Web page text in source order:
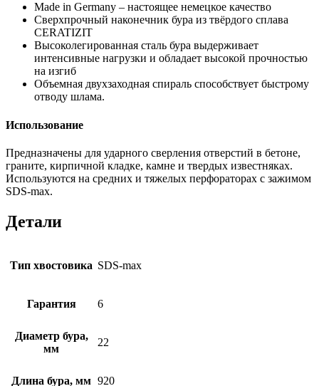
Made in Germany – настоящее немецкое качество
Сверхпрочный наконечник бура из твёрдого сплава
CERATIZIT
Высоколегированная сталь бура выдерживает
интенсивные нагрузки и обладает высокой прочностью
на изгиб
Объемная двухзаходная спираль способствует быстрому
отводу шлама.
Использование
Предназначены для ударного сверления отверстий в бетоне,
граните, кирпичной кладке, камне и твердых известняках.
Используются на средних и тяжелых перфораторах с зажимом
SDS-max.
Детали
Тип хвостовика SDS-max
Гарантия 6
Диаметр бура,
мм
22
Длина бура, мм 920